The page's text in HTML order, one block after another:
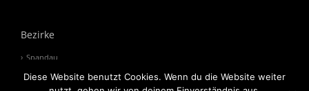
Bezirke
Spandau
Steglitz-Zehlendorf
Tempelhof-Schöneberg
Diese Website benutzt Cookies. Wenn du die Website weiter